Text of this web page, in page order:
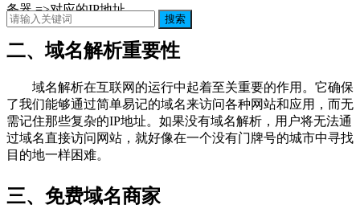
搜索
务器 =>对应的IP地址。
二、域名解析重要性
域名解析在互联网的运行中起着至关重要的作用。它确保
了我们能够通过简单易记的域名来访问各种网站和应用，而无
需记住那些复杂的IP地址。如果没有域名解析，用户将无法通
过域名直接访问网站，就好像在一个没有门牌号的城市中寻找
目的地一样困难。
三、免费域名商家